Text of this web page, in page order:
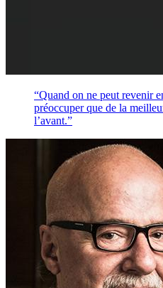
“Quand on ne peut revenir
préoccuper que de la
l’avant.”